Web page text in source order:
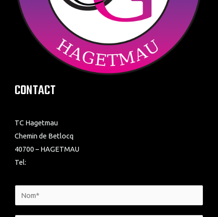
CONTACT
TC Hagetmau
Chemin de Betlocq
40700 – HAGETMAU
Tel: